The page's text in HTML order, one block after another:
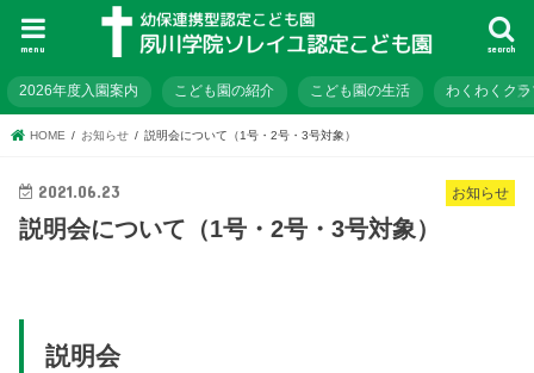
search
menu
2026年度入園案内 こども園の紹介 こども園の生活 わくわくクラ
HOME お知らせ 説明会について（1号・2号・3号対象）
お知らせ
2021.06.23
説明会について（1号・2号・3号対象）
説明会